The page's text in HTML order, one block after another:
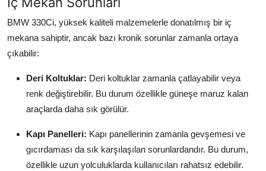
BMW 330Ci, yüksek kaliteli malzemelerle donatılmış bir iç
mekana sahiptir, ancak bazı kronik sorunlar zamanla ortaya
çıkabilir:
Deri Koltuklar: Deri koltuklar zamanla çatlayabilir veya
renk değiştirebilir. Bu durum özellikle güneşe maruz kalan
araçlarda daha sık görülür.
Kapı Panelleri: Kapı panellerinin zamanla gevşemesi ve
gıcırdaması da sık karşılaşılan sorunlardandır. Bu durum,
özellikle uzun yolculuklarda kullanıcıları rahatsız edebilir.